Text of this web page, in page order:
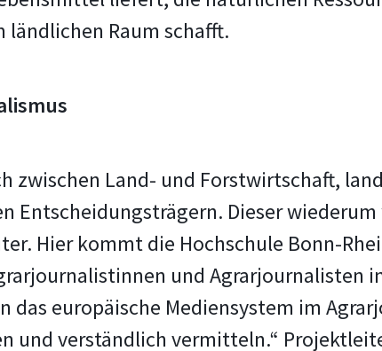
Raum schafft.
zwischen Land- und Forstwirtschaft,
Entscheidungsträgern. Dieser
Hier kommt die Hochschule Bonn-
und Agrarjournalisten
das europäische Mediensystem im
und verständlich vermitteln.“